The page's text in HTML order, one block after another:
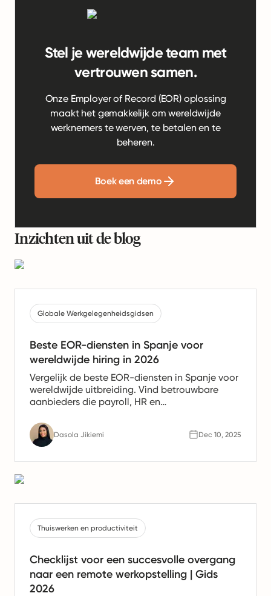
Stel je wereldwijde team met
vertrouwen samen.
Onze Employer of Record (EOR) oplossing
maakt het gemakkelijk om wereldwijde
werknemers te werven, te betalen en te
beheren.
Boek een demo
Inzichten uit de blog
Globale Werkgelegenheidsgidsen
Beste EOR-diensten in Spanje voor
wereldwijde hiring in 2026
Vergelijk de beste EOR-diensten in Spanje voor
wereldwijde uitbreiding. Vind betrouwbare
aanbieders die payroll, HR en
teams.
Dasola Jikiemi Dec 10, 2025
Thuiswerken en productiviteit
Checklijst voor een succesvolle overgang
naar een remote werkopstelling | Gids
2026